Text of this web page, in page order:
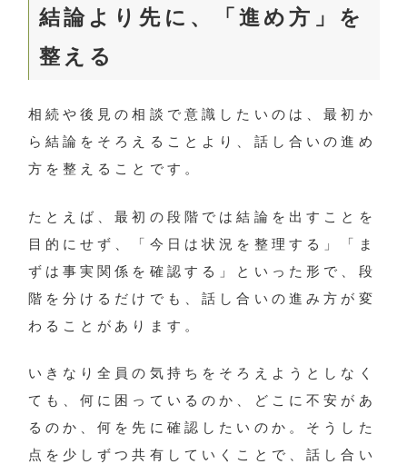
結論より先に、「進め方」を
整える
相続や後見の相談で意識したいのは、最初か
ら結論をそろえることより、話し合いの進め
方を整えることです。
たとえば、最初の段階では結論を出すことを
目的にせず、「今日は状況を整理する」「ま
ずは事実関係を確認する」といった形で、段
階を分けるだけでも、話し合いの進み方が変
わることがあります。
いきなり全員の気持ちをそろえようとしなく
ても、何に困っているのか、どこに不安があ
るのか、何を先に確認したいのか。そうした
点を少しずつ共有していくことで、話し合い